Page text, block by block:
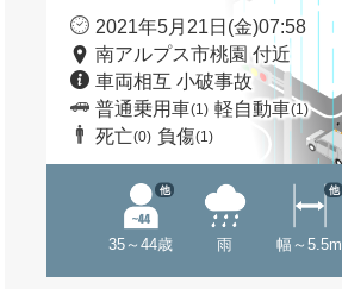
2021年5月21日(金)07:58
南アルプス市桃園 付近
車両相互 小破事故
普通乗用車(1) 軽自動車(1)
死亡(0) 負傷(1)
35～44歳
他
雨 幅～5.5m
他